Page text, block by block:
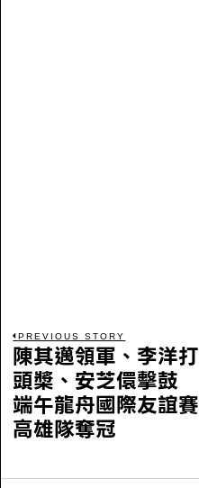
PREVIOUS STORY
陳其邁領軍、李洋打
頭槳、安芝儇擊鼓
端午龍舟國際友誼賽
高雄隊奪冠